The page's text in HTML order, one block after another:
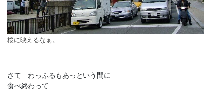
桜に映えるなぁ。
さて わっふるもあっという間に
食べ終わって